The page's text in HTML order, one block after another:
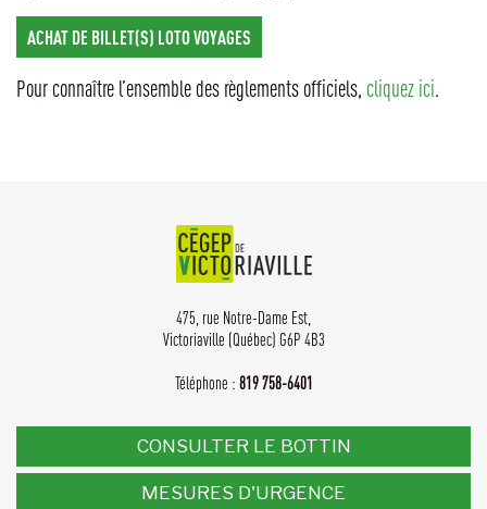
ACHAT DE BILLET(S) LOTO VOYAGES
Pour connaître l’ensemble des règlements officiels, cliquez ici.
475, rue Notre-Dame Est,
Victoriaville (Québec) G6P 4B3
Téléphone :819 758-6401
CONSULTER LE BOTTIN
MESURES D'URGENCE